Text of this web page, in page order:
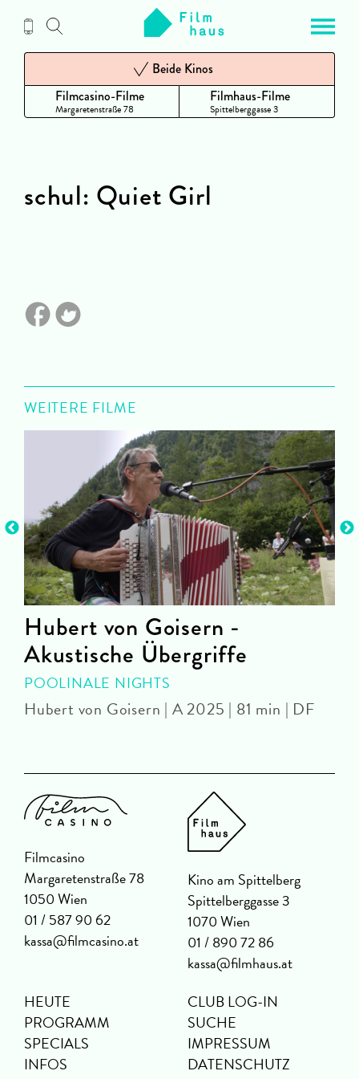
Inhalt
Filmcasino-Filme
Margaretenstraße 78
Beide Kinos
Filmhaus-Filme
Spittelberggasse 3
schul: Quiet Girl
WEITERE FILME
Hubert von Goisern -
Akustische Übergriffe
POOLINALE NIGHTS
Hubert von Goisern | A 2025 | 81 min | DF
Filmcasino
Margaretenstraße 78
1050 Wien
01 / 587 90 62
kassa@filmcasino.at
Kino am Spittelberg
Spittelberggasse 3
1070 Wien
01 / 890 72 86
kassa@filmhaus.at
HEUTE
PROGRAMM
SPECIALS
INFOS
CLUB LOG-IN
SUCHE
IMPRESSUM
DATENSCHUTZ